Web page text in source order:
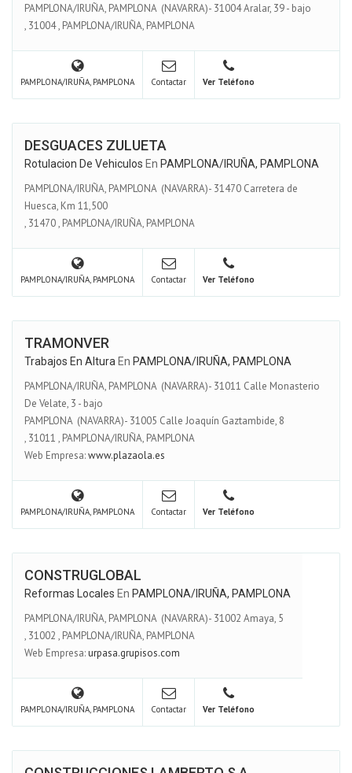
PAMPLONA/IRUÑA, PAMPLONA (NAVARRA)- 31004 Aralar, 39 - bajo
, 31004, PAMPLONA/IRUÑA, PAMPLONA
PAMPLONA/IRUÑA, PAMPLONA Contactar Ver Teléfono
DESGUACES ZULUETA
Rotulacion De Vehiculos En PAMPLONA/IRUÑA, PAMPLONA
PAMPLONA/IRUÑA, PAMPLONA (NAVARRA)- 31470 Carretera de
Huesca, Km 11,500
, 31470, PAMPLONA/IRUÑA, PAMPLONA
PAMPLONA/IRUÑA, PAMPLONA Contactar Ver Teléfono
TRAMONVER
Trabajos En Altura En PAMPLONA/IRUÑA, PAMPLONA
PAMPLONA/IRUÑA, PAMPLONA (NAVARRA)- 31011 Calle Monasterio
De Velate, 3 - bajo
PAMPLONA (NAVARRA)- 31005 Calle Joaquín Gaztambide, 8
, 31011 , PAMPLONA/IRUÑA, PAMPLONA
Web Empresa:www.plazaola.es
PAMPLONA/IRUÑA, PAMPLONA Contactar Ver Teléfono
CONSTRUGLOBAL
Reformas Locales En PAMPLONA/IRUÑA, PAMPLONA
PAMPLONA/IRUÑA, PAMPLONA (NAVARRA)- 31002 Amaya, 5
, 31002 , PAMPLONA/IRUÑA, PAMPLONA
Web Empresa:urpasa.grupisos.com
PAMPLONA/IRUÑA, PAMPLONA Contactar Ver Teléfono